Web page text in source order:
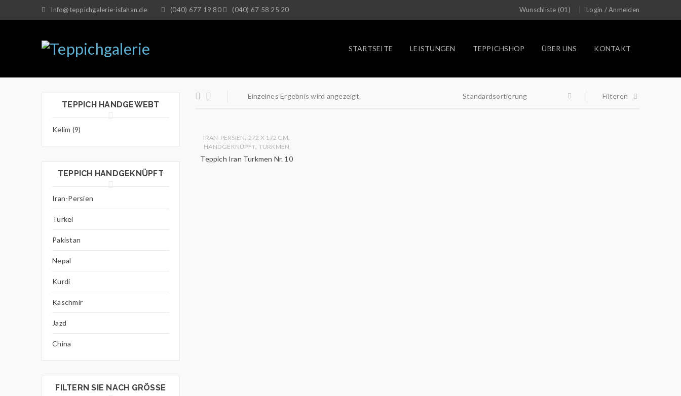
Info@teppichgalerie-isfahan.de (040) 677 19 80 (040) 67 58 25 20 Wunschliste (01) Login /Anmelden
STARTSEITE LEISTUNGEN TEPPICHSHOP ÜBER UNS KONTAKT
TEPPICH HANDGEWEBT
Kelim (9)
TEPPICH HANDGEKNÜPFT
Iran-Persien
Türkei
Pakistan
Nepal
Kurdi
Kaschmir
Jazd
China
FILTERN SIE NACH GRÖSSE
Einzelnes Ergebnis wird angezeigt Filteren
Standardsortierung
IRAN-PERSIEN, 272 X 172 CM,
HANDGEKNÜPFT, TURKMEN
Teppich Iran Turkmen Nr. 10